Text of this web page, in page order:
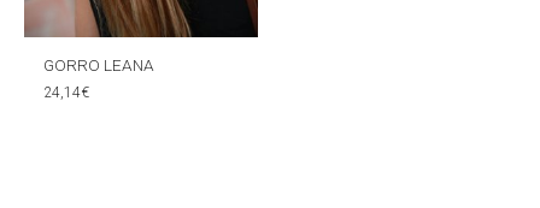
GORRO LEANA
24,14€